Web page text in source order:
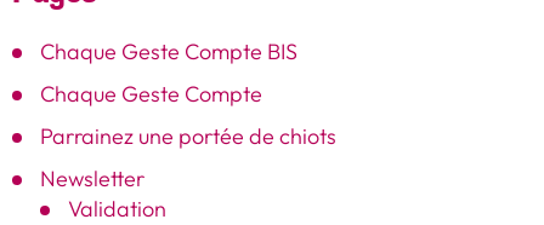
Chaque Geste Compte BIS
Chaque Geste Compte
Parrainez une portée de chiots
Newsletter
Validation